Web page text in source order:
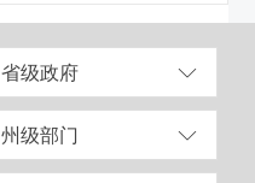
省级政府
州级部门